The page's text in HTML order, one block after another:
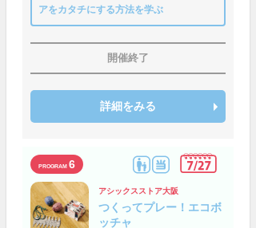
アをカタチにする方法を学ぶ
開催終了
詳細をみる
6
アシックスストア大阪
つくってプレー！エコボ
ッチャ